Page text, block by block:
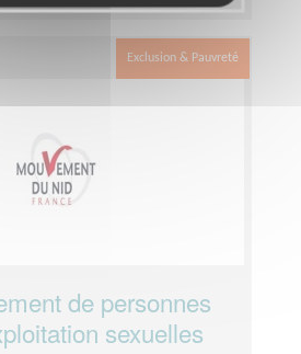
Exclusion & Pauvreté
de personnes
sexuelles